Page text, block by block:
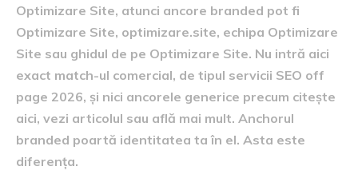
Optimizare Site, atunci ancore branded pot fi
Optimizare Site, optimizare.site, echipa Optimizare
Site sau ghidul de pe Optimizare Site. Nu intră aici
exact match-ul comercial, de tipul servicii SEO off
page 2026, și nici ancorele generice precum citește
aici, vezi articolul sau află mai mult. Anchorul
branded poartă identitatea ta în el. Asta este
diferența.